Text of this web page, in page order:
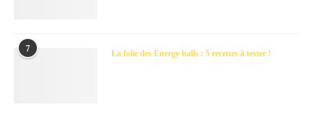
7 La folie des Energy balls : 5 recettes à tester !